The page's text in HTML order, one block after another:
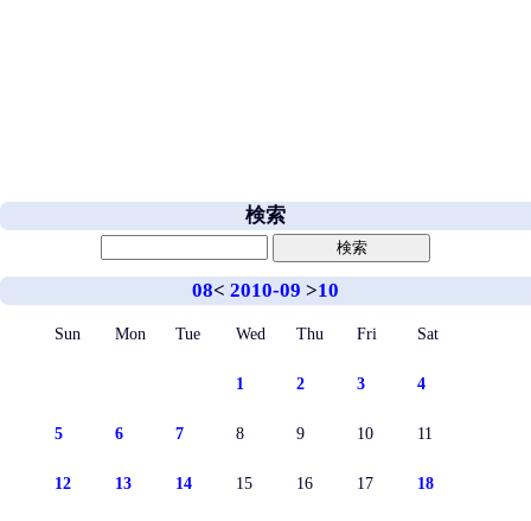
検索
08< 2010-09 >10
Sun Mon Tue Wed Thu Fri Sat
1 2 3 4
5 6 7 8 9 10 11
12 13 14 15 16 17 18